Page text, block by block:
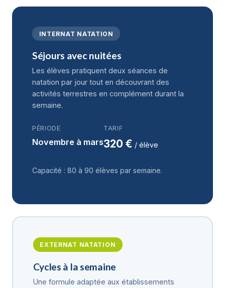
INTERNAT NATATION
Séjours avec nuitées
Les élèves pratiquent deux séances de
natation par jour tout en découvrant des
activités terrestres en complément durant la
semaine.
PÉRIODE
Novembre à mars
TARIF
320 € / élève
Capacité : 80 à 90 élèves par semaine.
EXTERNAT NATATION
Cycles à la semaine
Une formule adaptée aux établissements